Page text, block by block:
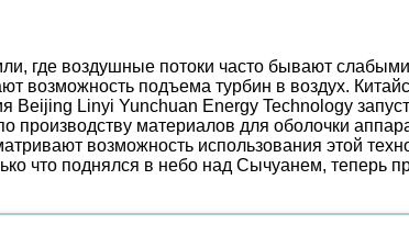
где воздушные потоки часто бывают
возможность подъема турбин в воздух.
Linyi Yunchuan Energy Technology
материалов для оболочки
возможность использования этой
что поднялся в небо над Сычуанем, теперь